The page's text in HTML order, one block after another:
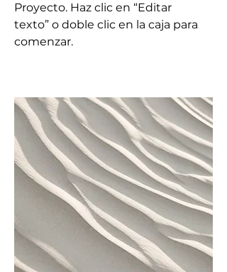
Proyecto. Haz clic en “Editar
texto” o doble clic en la caja para
comenzar.